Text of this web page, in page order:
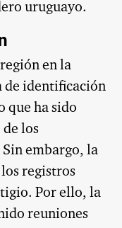
uruguayo.
en la
de identificación
que ha sido
los
embargo, la
registros
Por ello, la
reuniones